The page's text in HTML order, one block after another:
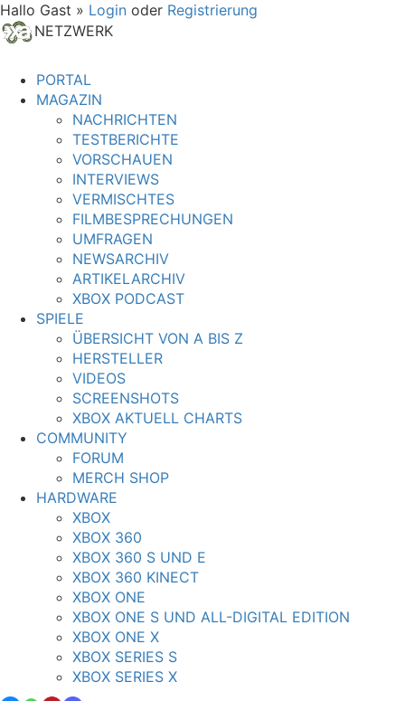
Hallo Gast » Login oder Registrierung
NETZWERK
PORTAL
MAGAZIN
NACHRICHTEN
TESTBERICHTE
VORSCHAUEN
INTERVIEWS
VERMISCHTES
FILMBESPRECHUNGEN
UMFRAGEN
NEWSARCHIV
ARTIKELARCHIV
XBOX PODCAST
SPIELE
ÜBERSICHT VON A BIS Z
HERSTELLER
VIDEOS
SCREENSHOTS
XBOX AKTUELL CHARTS
COMMUNITY
FORUM
MERCH SHOP
HARDWARE
XBOX
XBOX 360
XBOX 360 S UND E
XBOX 360 KINECT
XBOX ONE
XBOX ONE S UND ALL-DIGITAL EDITION
XBOX ONE X
XBOX SERIES S
XBOX SERIES X